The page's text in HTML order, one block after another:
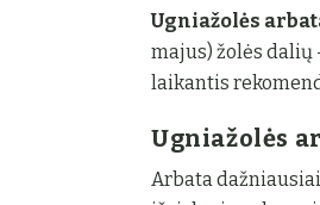
Ugniažolės
majus) žolės
laikantis
Ugniažolės
Arbata